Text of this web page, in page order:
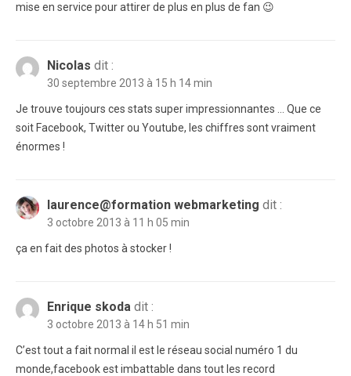
mise en service pour attirer de plus en plus de fan 😉
Nicolas dit :
30 septembre 2013 à 15 h 14 min
Je trouve toujours ces stats super impressionnantes … Que ce
soit Facebook, Twitter ou Youtube, les chiffres sont vraiment
énormes !
laurence@formation webmarketing dit :
3 octobre 2013 à 11 h 05 min
ça en fait des photos à stocker !
Enrique skoda dit :
3 octobre 2013 à 14 h 51 min
C’est tout a fait normal il est le réseau social numéro 1 du
monde,facebook est imbattable dans tout les record